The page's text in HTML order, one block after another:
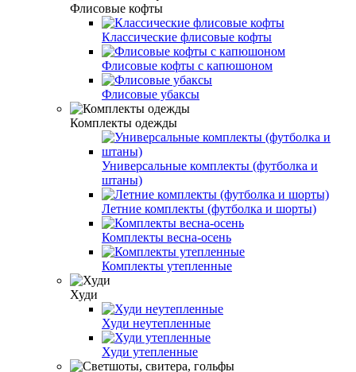
Флисовые кофты
Классические флисовые кофты
Флисовые кофты с капюшоном
Флисовые убаксы
Комплекты одежды
Универсальные комплекты (футболка и
штаны)
Летние комплекты (футболка и шорты)
Комплекты весна-осень
Комплекты утепленные
Худи
Худи неутепленные
Худи утепленные